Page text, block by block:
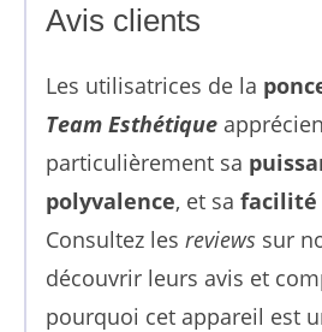
Avis clients
Les utilisatrices de la
Team Esthétique
particulièrement sa
polyvalence, et sa facilité
Consultez les reviews sur
découvrir leurs avis et
pourquoi cet appareil est